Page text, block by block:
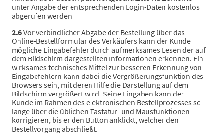
unter Angabe der entsprechenden Login-Daten kostenlos
abgerufen werden.
2.6Vor verbindlicher Abgabe der Bestellung über das
Online-Bestellformular des Verkäufers kann der Kunde
mögliche Eingabefehler durch aufmerksames Lesen der auf
dem Bildschirm dargestellten Informationen erkennen. Ein
wirksames technisches Mittel zur besseren Erkennung von
Eingabefehlern kann dabei die Vergrößerungsfunktion des
Browsers sein, mit deren Hilfe die Darstellung auf dem
Bildschirm vergrößert wird. Seine Eingaben kann der
Kunde im Rahmen des elektronischen Bestellprozesses so
lange über die üblichen Tastatur- und Mausfunktionen
korrigieren, bis er den Button anklickt, welcher den
Bestellvorgang abschließt.